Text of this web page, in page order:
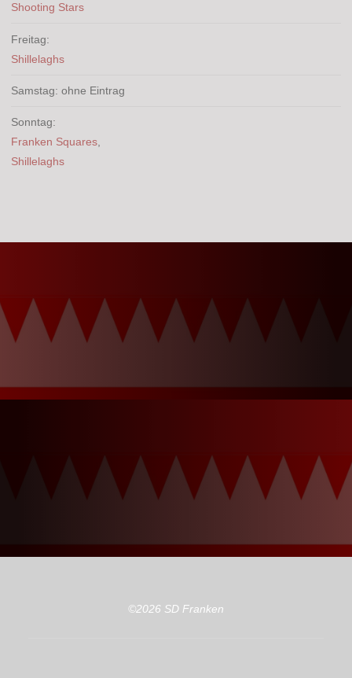
Shooting Stars
Freitag:
Shillelaghs
Samstag: ohne Eintrag
Sonntag:
Franken Squares,
Shillelaghs
©2026 SD Franken